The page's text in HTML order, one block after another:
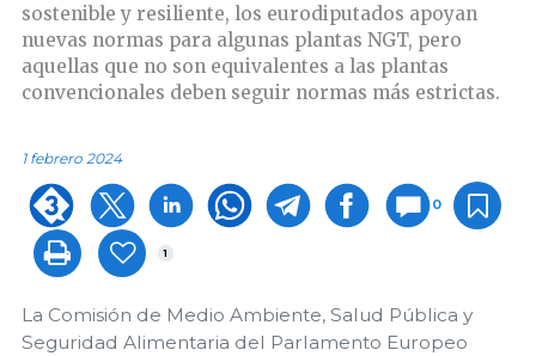
sostenible y resiliente, los eurodiputados apoyan
nuevas normas para algunas plantas NGT, pero
aquellas que no son equivalentes a las plantas
convencionales deben seguir normas más estrictas.
1 febrero 2024
0
1
La Comisión de Medio Ambiente, Salud Pública y
Seguridad Alimentaria del Parlamento Europeo